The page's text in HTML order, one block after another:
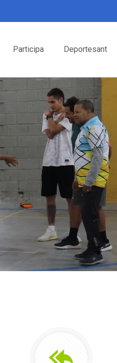
Participa Deportesant